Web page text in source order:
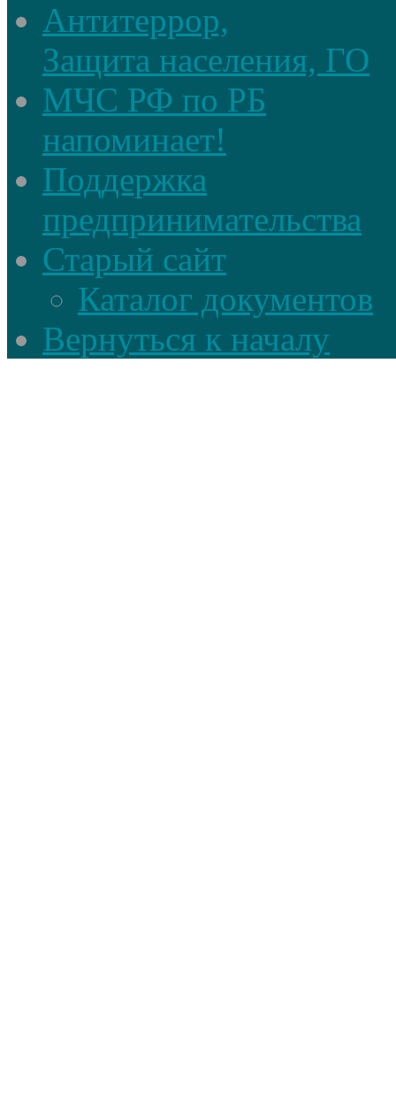
Антитеррор,
Защита населения, ГО
МЧС РФ по РБ
напоминает!
Поддержка
предпринимательства
Старый сайт
Каталог документов
Вернуться к началу